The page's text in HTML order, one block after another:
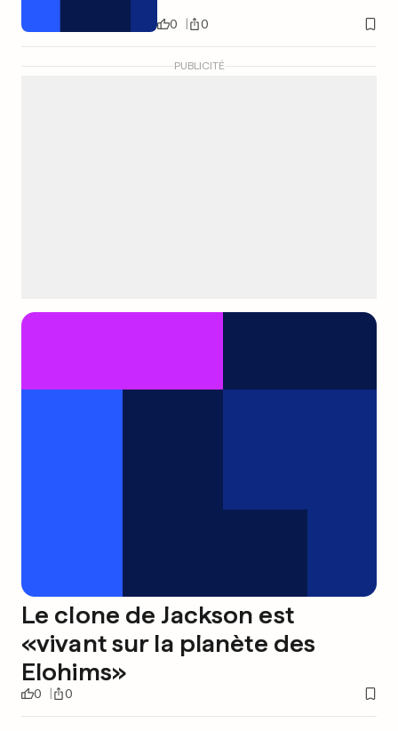
0 0
PUBLICITÉ
Le clone de Jackson est
«vivant sur la planète des
Elohims»
0 0